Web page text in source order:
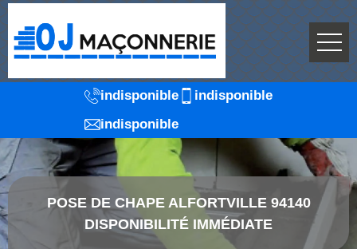
indisponible
indisponible
indisponible
POSE DE CHAPE ALFORTVILLE 94140
DISPONIBILITÉ IMMÉDIATE